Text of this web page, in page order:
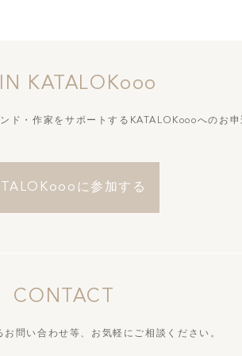
KATALOKooo
・作家をサポートする KATALOKoooへのお
に参加する
CONTACT
問い合わせ等、 お気軽にご相談ください。